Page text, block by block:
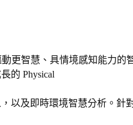
更智慧、具情境感知能力的
的 Physical
以及即時環境智慧分析。針